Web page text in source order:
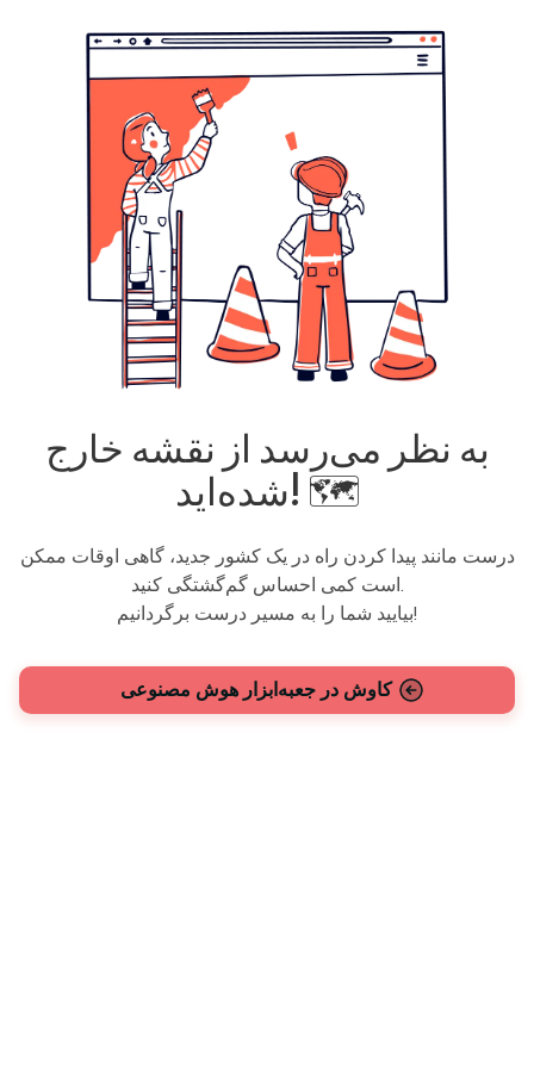
به نظر می‌رسد از نقشه خارج
شده‌اید! 🗺️
درست مانند پیدا کردن راه در یک کشور جدید، گاهی اوقات ممکن
است کمی احساس گم‌گشتگی کنید.
بیایید شما را به مسیر درست برگردانیم!
کاوش در جعبه‌ابزار هوش مصنوعی